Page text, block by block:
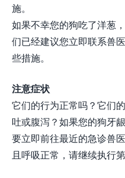
施。
如果不幸您的狗吃了洋葱
们已经建议您立即联系兽
些措施。
注意症状
它们的行为正常吗？它们
吐或腹泻？如果您的狗牙
要立即前往最近的急诊兽
且呼吸正常，请继续执行第